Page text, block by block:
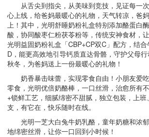
从舌尖到指尖，从美味到竞技，见证每一
心上线，给爸妈最暖心的礼物，天气转凉，爸
上！其中，光明舒睡奶粉礼盒特别添加酪蛋白
酸，协同酸枣仁粉茯苓粉等，传统安神食材，
光明益固奶粉礼盒「CBP+CP双C」配方，结
D，能更高效地引导钙质直达骨骼，守护父母
秋冬，为爸妈送上一份最暖心的礼物！
奶香暴击味蕾，实现零食自由！小朋友爱
零食，光明优倍奶酪棒，一口丝滑，治愈所
+锁鲜工艺，细腻绵密不甜腻，独立包装，上
支，有它在，快乐随时在线。
光明一芝大白兔牛奶乳酪，童年奶糖和浓
地绵密丝滑，让你一口回到小时候！